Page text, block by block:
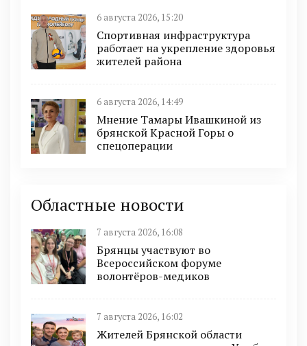
6 августа 2026, 15:20
Спортивная инфраструктура
работает на укрепление здоровья
жителей района
6 августа 2026, 14:49
Мнение Тамары Ивашкиной из
брянской Красной Горы о
спецоперации
Областные новости
7 августа 2026, 16:08
Брянцы участвуют во
Всероссийском форуме
волонтёров-медиков
7 августа 2026, 16:02
Жителей Брянской области